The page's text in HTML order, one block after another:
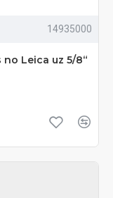
14935000
Leica uz 5/8“